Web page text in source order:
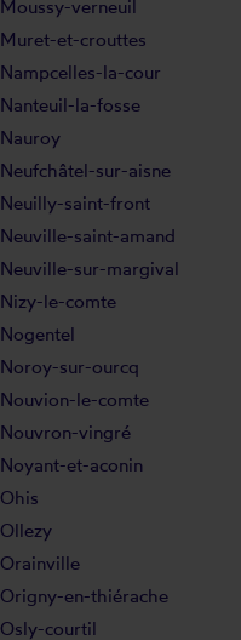
Moussy-verneuil
Muret-et-crouttes
Nampcelles-la-cour
Nanteuil-la-fosse
Nauroy
Neufchâtel-sur-aisne
Neuilly-saint-front
Neuville-saint-amand
Neuville-sur-margival
Nizy-le-comte
Nogentel
Noroy-sur-ourcq
Nouvion-le-comte
Nouvron-vingré
Noyant-et-aconin
Ohis
Ollezy
Orainville
Origny-en-thiérache
Osly-courtil